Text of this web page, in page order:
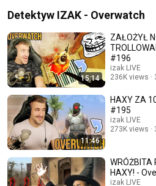
Detektyw IZAK - Overwatch
15:14
ZAŁOŻYŁ
#196
izak LIVE
236K views
11:46
HAXY ZA
#195
izak LIVE
273K views
WRÓŻBITA
HAXY! -
izak LIVE